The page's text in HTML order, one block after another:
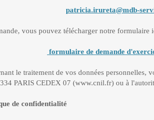
patricia.irureta@mdb-
vous pouvez télécharger notre formulaire
formulaire de demande
le traitement de vos données personnelles,
PARIS CEDEX 07 (www.cnil.fr) ou à
de confidentialité